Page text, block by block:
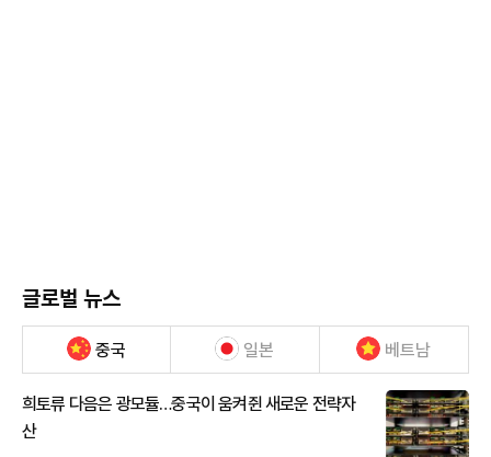
글로벌 뉴스
중국 일본 베트남
희토류 다음은 광모듈…중국이 움켜쥔 새로운 전략자
산